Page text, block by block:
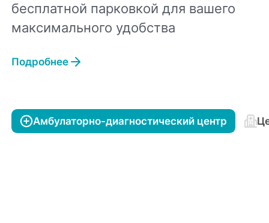
бесплатной парковкой для вашего
максимального удобства
Подробнее
Амбулаторно-диагностический центр